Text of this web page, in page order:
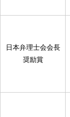
日本弁理士会会長
奨励賞